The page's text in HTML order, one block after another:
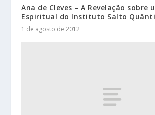
Ana de Cleves – A Revelação sobre
Espiritual do Instituto Salto
1 de agosto de 2012